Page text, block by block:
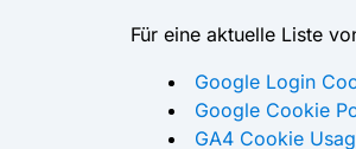
Für eine aktuelle Liste
Google Login
Google Cookie
GA4 Cookie